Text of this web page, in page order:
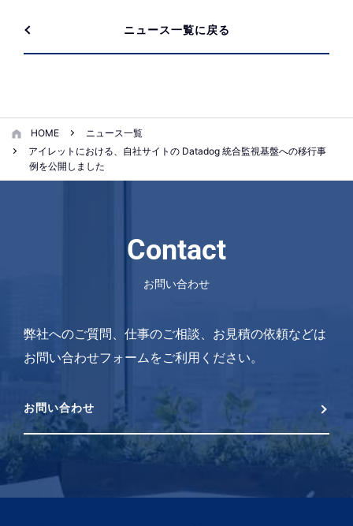
ニュース一覧に戻る
HOME
ニュース一覧
アイレットにおける、自社サイトの Datadog 統合監視基盤への移行事
例を公開しました
Contact
お問い合わせ
弊社へのご質問、仕事のご相談、お見積の依頼などは
お問い合わせフォームをご利用ください。
お問い合わせ